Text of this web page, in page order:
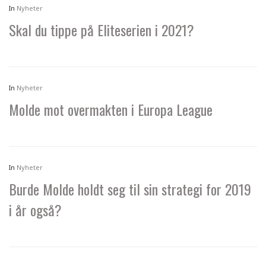
In Nyheter
Skal du tippe på Eliteserien i 2021?
In Nyheter
Molde mot overmakten i Europa League
In Nyheter
Burde Molde holdt seg til sin strategi for 2019
i år også?